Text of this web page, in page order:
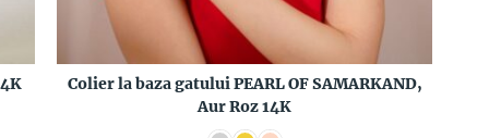
Colier la baza gatului PEARL OF SAMARKAND,
Aur Roz 14K